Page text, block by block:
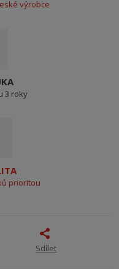
výrobce
3 roky
prioritou
Sdílet